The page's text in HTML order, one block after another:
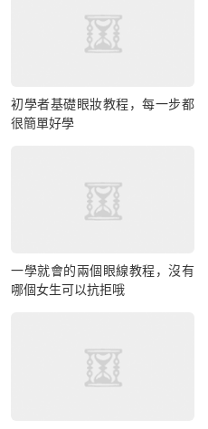
初學者基礎眼妝教程，每一步都
很簡單好學
一學就會的兩個眼線教程，沒有
哪個女生可以抗拒哦